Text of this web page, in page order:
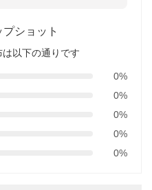
ショット
以下の通りです
0%
0%
0%
0%
0%